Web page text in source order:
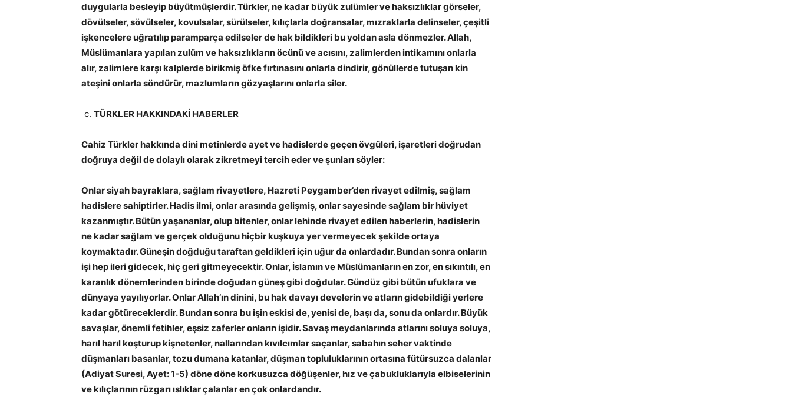
duygularla besleyip büyütmüşlerdir. Türkler, ne kadar büyük zulümler ve haksızlıklar görseler,
dövülseler, sövülseler, kovulsalar, sürülseler, kılıçlarla doğransalar, mızraklarla delinseler, çeşitli
işkencelere uğratılıp paramparça edilseler de hak bildikleri bu yoldan asla dönmezler. Allah,
Müslümanlara yapılan zulüm ve haksızlıkların öcünü ve acısını, zalimlerden intikamını onlarla
alır, zalimlere karşı kalplerde birikmiş öfke fırtınasını onlarla dindirir, gönüllerde tutuşan kin
ateşini onlarla söndürür, mazlumların gözyaşlarını onlarla siler.
TÜRKLER HAKKINDAKİ HABERLER
Cahiz Türkler hakkında dini metinlerde ayet ve hadislerde geçen övgüleri, işaretleri doğrudan
doğruya değil de dolaylı olarak zikretmeyi tercih eder ve şunları söyler:
Onlar siyah bayraklara, sağlam rivayetlere, Hazreti Peygamber’den rivayet edilmiş, sağlam
hadislere sahiptirler. Hadis ilmi, onlar arasında gelişmiş, onlar sayesinde sağlam bir hüviyet
kazanmıştır. Bütün yaşananlar, olup bitenler, onlar lehinde rivayet edilen haberlerin, hadislerin
ne kadar sağlam ve gerçek olduğunu hiçbir kuşkuya yer vermeyecek şekilde ortaya
koymaktadır. Güneşin doğduğu taraftan geldikleri için uğur da onlardadır. Bundan sonra onların
işi hep ileri gidecek, hiç geri gitmeyecektir. Onlar, İslamın ve Müslümanların en zor, en sıkıntılı, en
karanlık dönemlerinden birinde doğudan güneş gibi doğdular. Gündüz gibi bütün ufuklara ve
dünyaya yayılıyorlar. Onlar Allah’ın dinini, bu hak davayı develerin ve atların gidebildiği yerlere
kadar götüreceklerdir. Bundan sonra bu işin eskisi de, yenisi de, başı da, sonu da onlardır. Büyük
savaşlar, önemli fetihler, eşsiz zaferler onların işidir. Savaş meydanlarında atlarını soluya soluya,
harıl harıl koşturup kişnetenler, nallarından kıvılcımlar saçanlar, sabahın seher vaktinde
düşmanları basanlar, tozu dumana katanlar, düşman topluluklarının ortasına fütürsuzca dalanlar
(Adiyat Suresi, Ayet: 1-5) döne döne korkusuzca döğüşenler, hız ve çabukluklarıyla elbiselerinin
ve kılıçlarının rüzgarı ıslıklar çalanlar en çok onlardandır.